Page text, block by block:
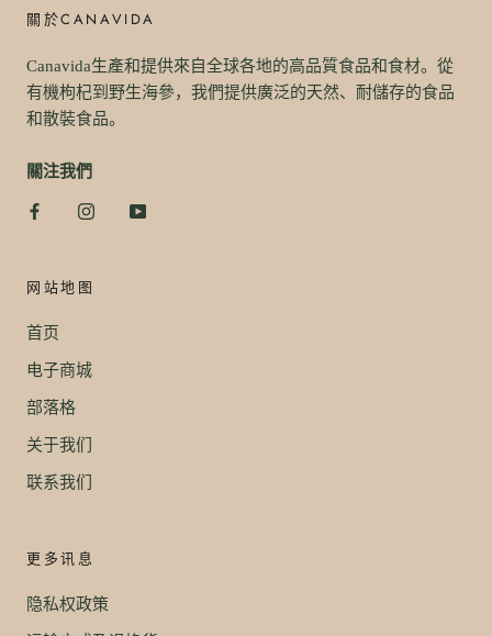
關於CANAVIDA
Canavida生產和提供來自全球各地的高品質食品和食材。從
有機枸杞到野生海參，我們提供廣泛的天然、耐儲存的食品
和散裝食品。
關注我們
网站地图
首页
电子商城
部落格
关于我们
联系我们
更多讯息
隐私权政策